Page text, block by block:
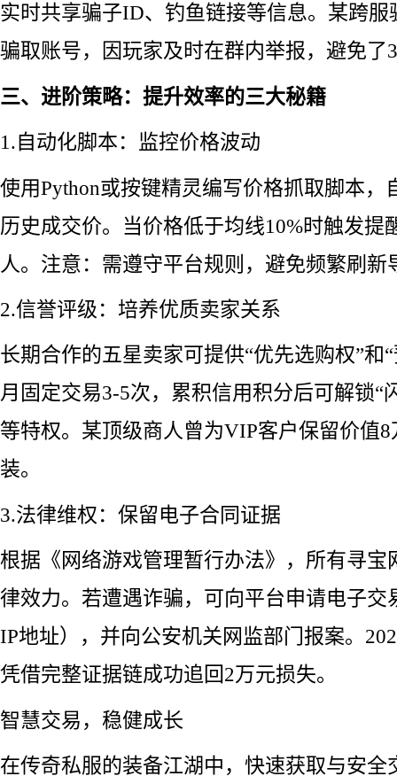
实时共享骗子ID、钓鱼链接等信息。某跨服
骗取账号，因玩家及时在群内举报，避免了
三、进阶策略：提升效率的三大秘籍
1.自动化脚本：监控价格波动
使用Python或按键精灵编写价格抓取脚本，
历史成交价。当价格低于均线10%时触发提
人。注意：需遵守平台规则，避免频繁刷新
2.信誉评级：培养优质卖家关系
长期合作的五星卖家可提供“优先选购权”和
月固定交易3-5次，累积信用积分后可解锁“
等特权。某顶级商人曾为VIP客户保留价值
装。
3.法律维权：保留电子合同证据
根据《网络游戏管理暂行办法》，所有寻宝
律效力。若遭遇诈骗，可向平台申请电子交
IP地址），并向公安机关网监部门报案。
凭借完整证据链成功追回2万元损失。
智慧交易，稳健成长
在传奇私服的装备江湖中，快速获取与安全